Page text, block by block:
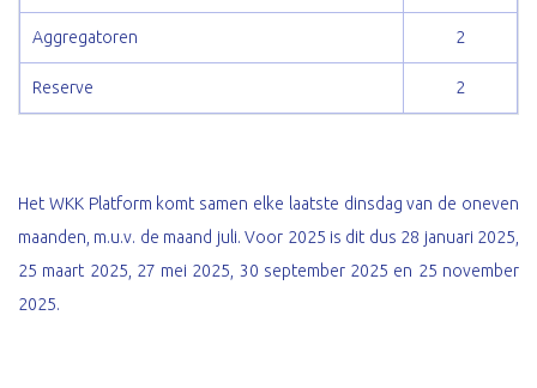
Aggregatoren 2
Reserve 2
Het WKK Platform komt samen elke laatste dinsdag van de oneven
maanden, m.u.v. de maand juli. Voor 2025 is dit dus 28 januari 2025,
25 maart 2025, 27 mei 2025, 30 september 2025 en 25 november
2025.